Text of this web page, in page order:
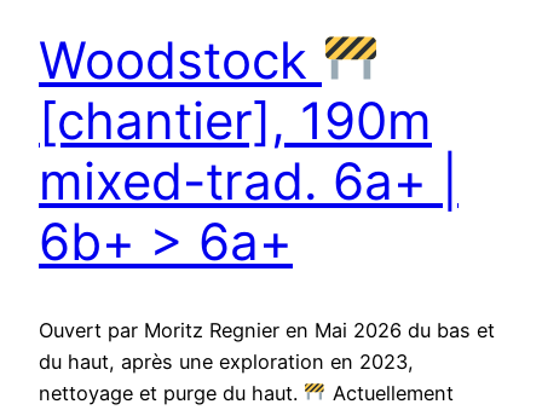
Woodstock
[chantier], 190m
mixed-trad. 6a+ |
6b+ > 6a+
Ouvert par Moritz Regnier en Mai 2026 du bas et
du haut, après une exploration en 2023,
nettoyage et purge du haut.
Actuellement